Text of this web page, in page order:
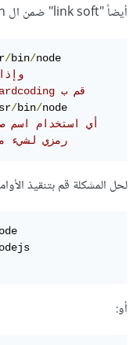
أيضاً "link soft" ضمن ال bin بشكل يدوي:
/bin/
/bin/
رمزي لشيء
لحل المشكلة قم بتنقيذ
أو: